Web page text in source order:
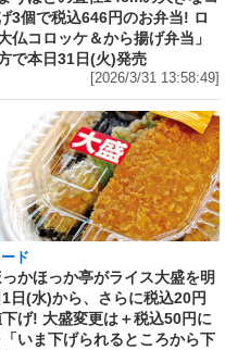
3個で税込646円のお弁当! ロ
仏コロッケ＆から揚げ弁当」
で本日31日(火)発売
[2026/3/31 13:58:49]
ド
かほっか亭がライス大盛を明
1日(水)から、さらに税込20円
げ! 大盛変更は＋税込50円に
「いま下げられるところから下